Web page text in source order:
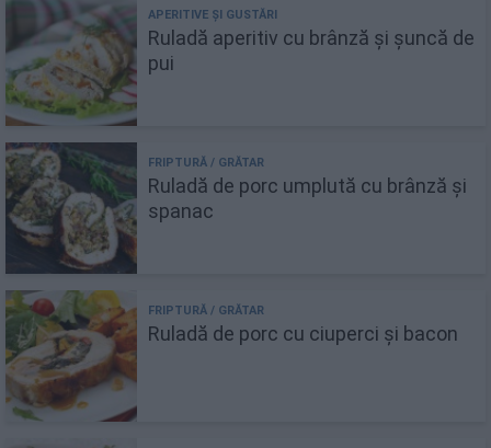
Ruladă aperitiv cu brânză și șuncă de
pui
Ruladă de porc umplută cu brânză și
spanac
Ruladă de porc cu ciuperci și bacon